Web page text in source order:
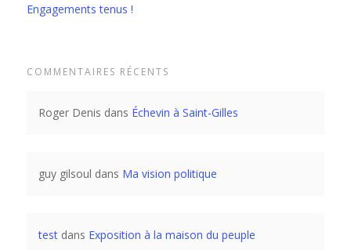
Engagements tenus !
COMMENTAIRES RÉCENTS
Roger Denis dans Échevin à Saint-Gilles
guy gilsoul dans Ma vision politique
testdans Exposition à la maison du peuple